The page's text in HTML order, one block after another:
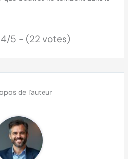
4/5 - (22 votes)
de l'auteur